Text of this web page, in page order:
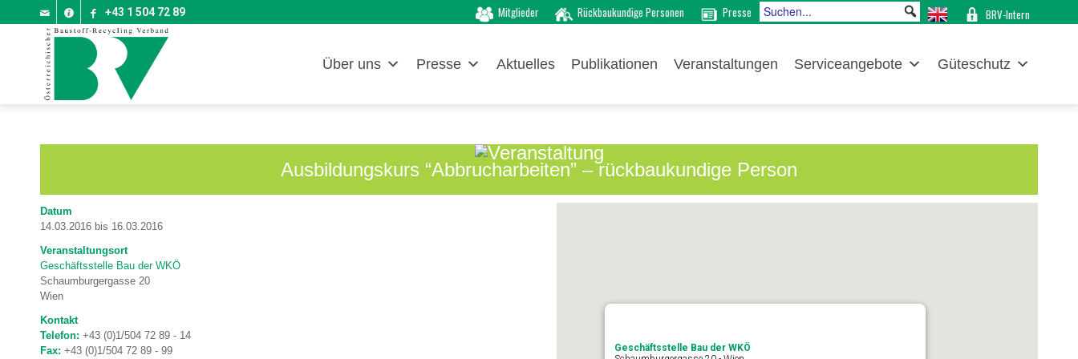
Mitglieder Rückbaukundige Personen Presse BRV-Intern
+43 1 504 72 89
Über uns Presse Aktuelles Publikationen Veranstaltungen Serviceangebote Güteschutz
Ausbildungskurs “Abbrucharbeiten” – rückbaukundige Person
Geschäftsstelle Bau der WKÖ
Datum
14.03.2016 bis 16.03.2016
Veranstaltungsort
Geschäftsstelle Bau der WKÖ
Schaumburgergasse 20
Wien
Kontakt
Telefon: +43 (0)1/504 72 89 - 14
Fax: +43 (0)1/504 72 89 - 99